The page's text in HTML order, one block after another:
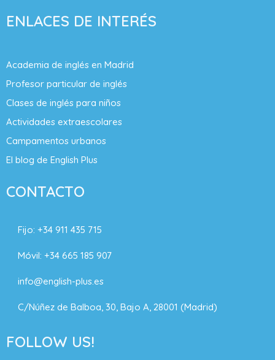
ENLACES DE INTERÉS
Academia de inglés en Madrid
Profesor particular de inglés
Clases de inglés para niños
Actividades extraescolares
Campamentos urbanos
El blog de English Plus
CONTACTO
Fijo: +34 911 435 715
Móvil: +34 665 185 907
info@english-plus.es
C/Núñez de Balboa, 30, Bajo A, 28001 (Madrid)
FOLLOW US!